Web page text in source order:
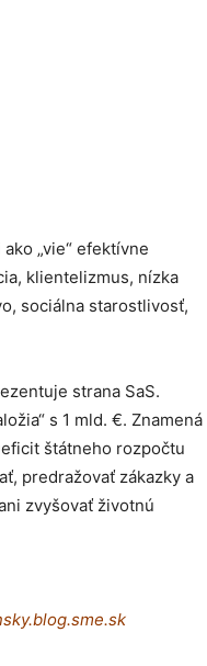
„vie“ efektívne
klientelizmus, nízka
sociálna starostlivosť,
strana SaS.
s 1 mld. €. Znamená
štátneho rozpočtu
predražovať zákazky a
zvyšovať životnú